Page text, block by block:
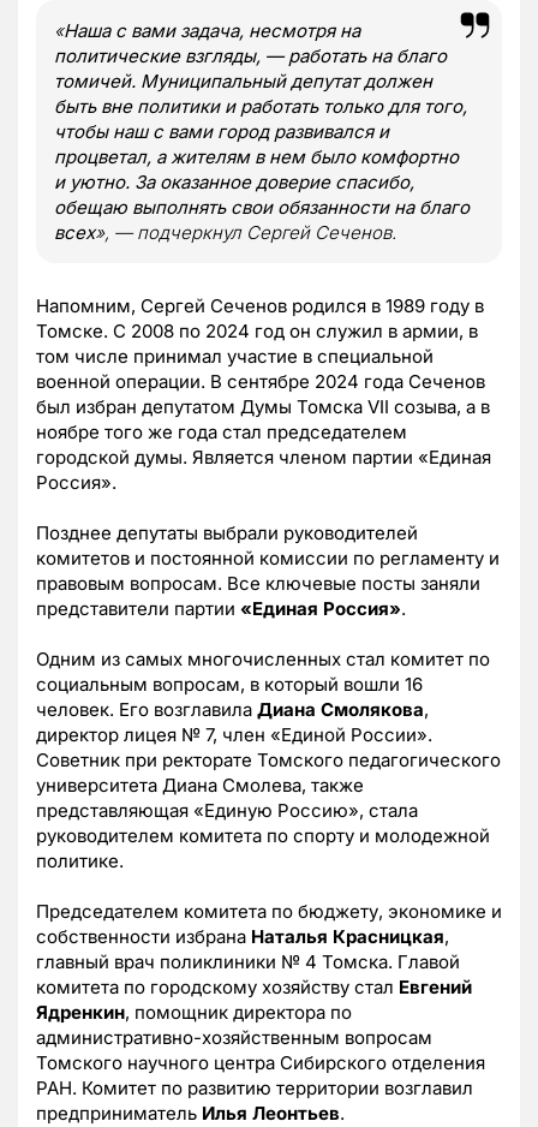
«Наша с вами задача, несмотря на
политические взгляды, — работать на благо
томичей. Муниципальный депутат должен
быть вне политики и работать только для того,
чтобы наш с вами город развивался и
процветал, а жителям в нем было комфортно
и уютно. За оказанное доверие спасибо,
обещаю выполнять свои обязанности на благо
всех», — подчеркнул Сергей Сеченов.
Напомним, Сергей Сеченов родился в 1989 году в
Томске. С 2008 по 2024 год он служил в армии, в
том числе принимал участие в специальной
военной операции. В сентябре 2024 года Сеченов
был избран депутатом Думы Томска VII созыва, а в
ноябре того же года стал председателем
городской думы. Является членом партии «Единая
Россия».
Позднее депутаты выбрали руководителей
комитетов и постоянной комиссии по регламенту и
правовым вопросам. Все ключевые посты заняли
представители партии «Единая Россия».
Одним из самых многочисленных стал комитет по
социальным вопросам, в который вошли 16
человек. Его возглавила Диана Смолякова,
директор лицея № 7, член «Единой России».
Советник при ректорате Томского педагогического
университета Диана Смолева, также
представляющая «Единую Россию», стала
руководителем комитета по спорту и молодежной
политике.
Председателем комитета по бюджету, экономике и
собственности избрана Наталья Красницкая,
главный врач поликлиники № 4 Томска. Главой
комитета по городскому хозяйству стал Евгений
Ядренкин, помощник директора по
административно-хозяйственным вопросам
Томского научного центра Сибирского отделения
РАН. Комитет по развитию территории возглавил
предприниматель Илья Леонтьев.